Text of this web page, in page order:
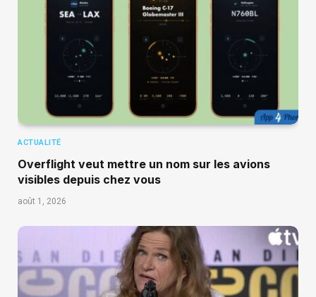
ACTUALITÉ
Overflight veut mettre un nom sur les avions
visibles depuis chez vous
août 1, 2026